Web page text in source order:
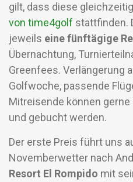
gilt, dass diese
von time4golf stattfinden.
jeweils eine fünftägige
Übernachtung,
Greenfees. Verlängerung
Golfwoche, passende
Mitreisende können gerne
und gebucht werden.
Der erste Preis führt uns
Novemberwetter nach
Resort El Rompido mit